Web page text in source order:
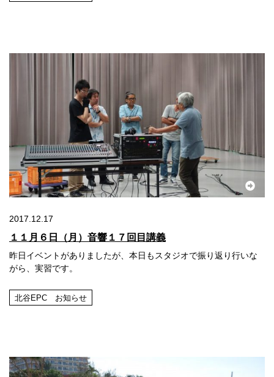
2017.12.17
１１月６日（月）音響１７回目講義
昨日イベントがありましたが、本日もスタジオで振り返り行いな
がら、実習です。
北谷EPC お知らせ